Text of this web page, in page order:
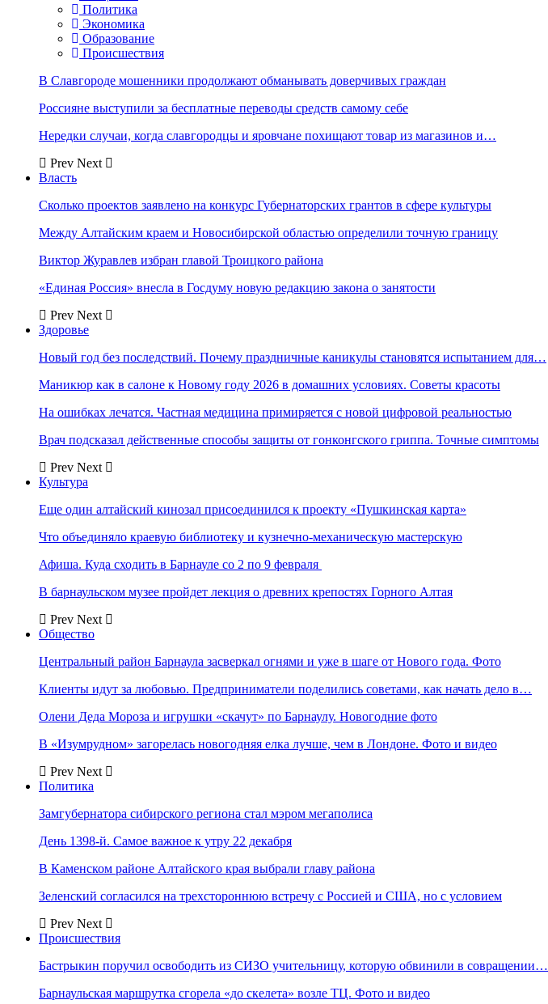
Политика
Экономика
Образование
Происшествия
В Славгороде мошенники продолжают обманывать доверчивых граждан
Россияне выступили за бесплатные переводы средств самому себе
Нередки случаи, когда славгородцы и яровчане похищают товар из магазинов и…
Prev Next
Власть
Сколько проектов заявлено на конкурс Губернаторских грантов в сфере культуры
Между Алтайским краем и Новосибирской областью определили точную границу
Виктор Журавлев избран главой Троицкого района
«Единая Россия» внесла в Госдуму новую редакцию закона о занятости
Prev Next
Здоровье
Новый год без последствий. Почему праздничные каникулы становятся испытанием для…
Маникюр как в салоне к Новому году 2026 в домашних условиях. Советы красоты
На ошибках лечатся. Частная медицина примиряется с новой цифровой реальностью
Врач подсказал действенные способы защиты от гонконгского гриппа. Точные симптомы
Prev Next
Культура
Еще один алтайский кинозал присоединился к проекту «Пушкинская карта»
Что объединяло краевую библиотеку и кузнечно-механическую мастерскую
Афиша. Куда сходить в Барнауле со 2 по 9 февраля
В барнаульском музее пройдет лекция о древних крепостях Горного Алтая
Prev Next
Общество
Центральный район Барнаула засверкал огнями и уже в шаге от Нового года. Фото
Клиенты идут за любовью. Предприниматели поделились советами, как начать дело в…
Олени Деда Мороза и игрушки «скачут» по Барнаулу. Новогодние фото
В «Изумрудном» загорелась новогодняя елка лучше, чем в Лондоне. Фото и видео
Prev Next
Политика
Замгубернатора сибирского региона стал мэром мегаполиса
День 1398-й. Самое важное к утру 22 декабря
В Каменском районе Алтайского края выбрали главу района
Зеленский согласился на трехстороннюю встречу с Россией и США, но с условием
Prev Next
Происшествия
Бастрыкин поручил освободить из СИЗО учительницу, которую обвинили в совращении…
Барнаульская маршрутка сгорела «до скелета» возле ТЦ. Фото и видео